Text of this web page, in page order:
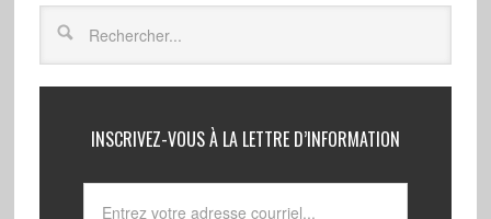
INSCRIVEZ-VOUS À LA LETTRE D’INFORMATION